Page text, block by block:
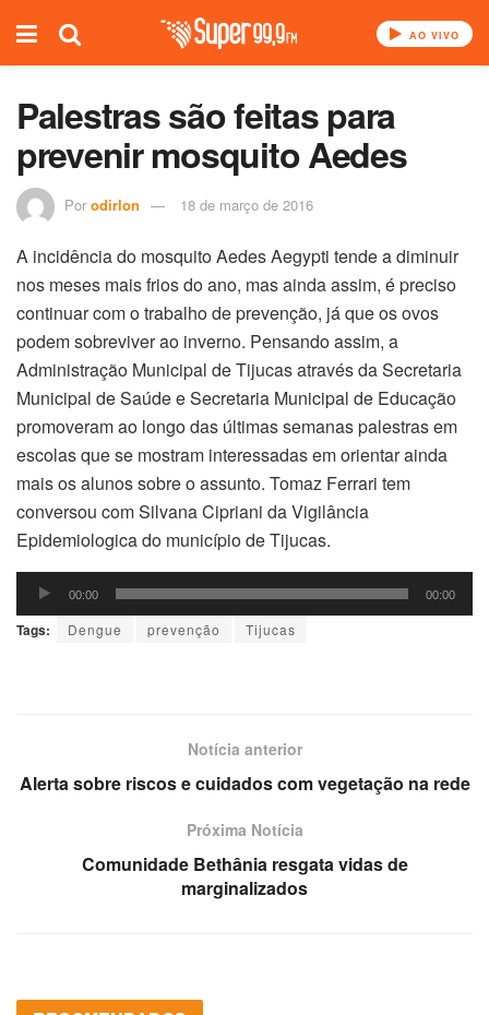
AO VIVO
Palestras são feitas para
prevenir mosquito Aedes
Por odirlon 18 de março de 2016
A incidência do mosquito Aedes Aegypti tende a diminuir
nos meses mais frios do ano, mas ainda assim, é preciso
continuar com o trabalho de prevenção, já que os ovos
podem sobreviver ao inverno. Pensando assim, a
Administração Municipal de Tijucas através da Secretaria
Municipal de Saúde e Secretaria Municipal de Educação
promoveram ao longo das últimas semanas palestras em
escolas que se mostram interessadas em orientar ainda
mais os alunos sobre o assunto. Tomaz Ferrari tem
conversou com Silvana Cipriani da Vigilância
Epidemiologica do município de Tijucas.
Tocador
de
áudio
00:00 00:00
Tags: Dengue prevenção Tijucas
Notícia anterior
Alerta sobre riscos e cuidados com vegetação na rede
Próxima Notícia
Comunidade Bethânia resgata vidas de
marginalizados